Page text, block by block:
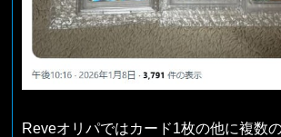
Reveオリパではカード1枚の他に複数